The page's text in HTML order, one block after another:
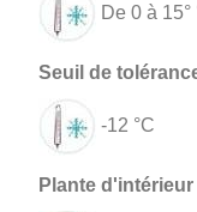
De 0 à 15°
-12 °C